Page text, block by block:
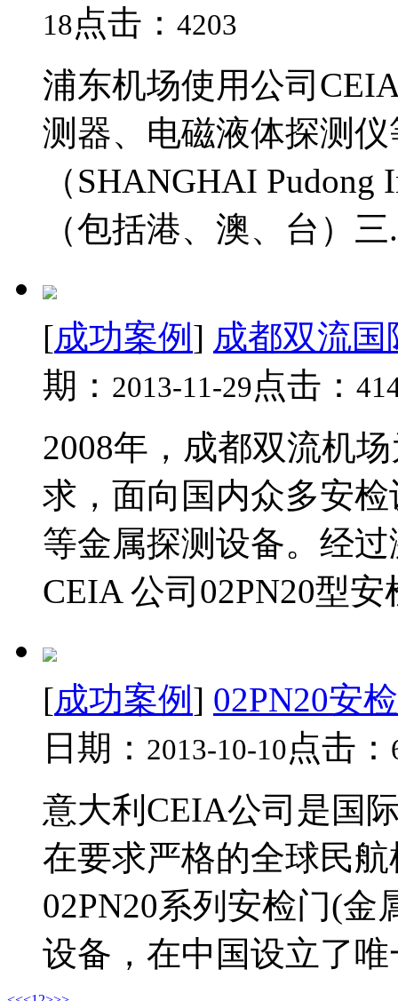
18点击： 4203
浦东机场使用公司
测器、电磁液体探测
（SHANGHAI
（包括港、澳、台）三
[成功案例 ] 成都双流
期： 2013-11-29点击：
2008年，成都双流机
求，面向国内众多安
等金属探测设备。经
CEIA 公司02PN20型
[成功案例 ] 02PN20安
日期： 2013-10-10点击：
意大利CEIA公司是国
在要求严格的全球民
02PN20系列安检门(
设备，在中国设立了